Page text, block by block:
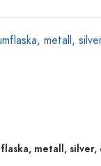
metall, silver,